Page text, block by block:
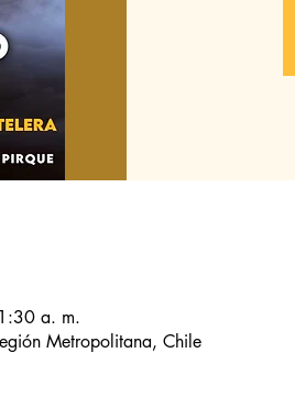
a. m.
Metropolitana, Chile